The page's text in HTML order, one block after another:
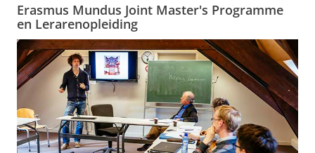
Erasmus Mundus Joint Master's Programme
en Lerarenopleiding